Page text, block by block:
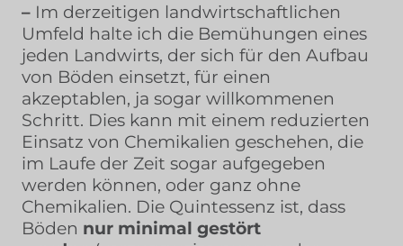
– Im derzeitigen landwirtschaftlichen
Umfeld halte ich die Bemühungen eines
jeden Landwirts, der sich für den Aufbau
von Böden einsetzt, für einen
akzeptablen, ja sogar willkommenen
Schritt. Dies kann mit einem reduzierten
Einsatz von Chemikalien geschehen, die
im Laufe der Zeit sogar aufgegeben
werden können, oder ganz ohne
Chemikalien. Die Quintessenz ist, dass
Böden nur minimal gestört